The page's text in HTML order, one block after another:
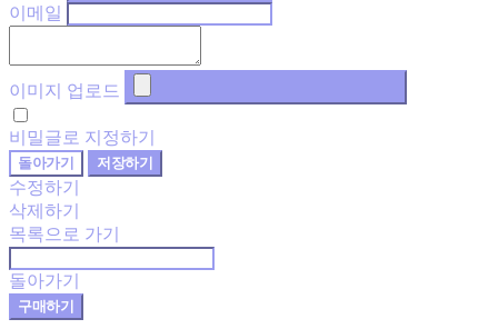
이메일
이미지 업로드
비밀글로 지정하기
돌아가기 저장하기
수정하기
삭제하기
목록으로 가기
돌아가기
구매하기